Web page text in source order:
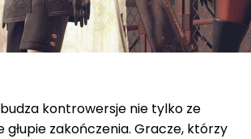
kontrowersje nie tylko ze
głupie zakończenia. Gracze, którzy